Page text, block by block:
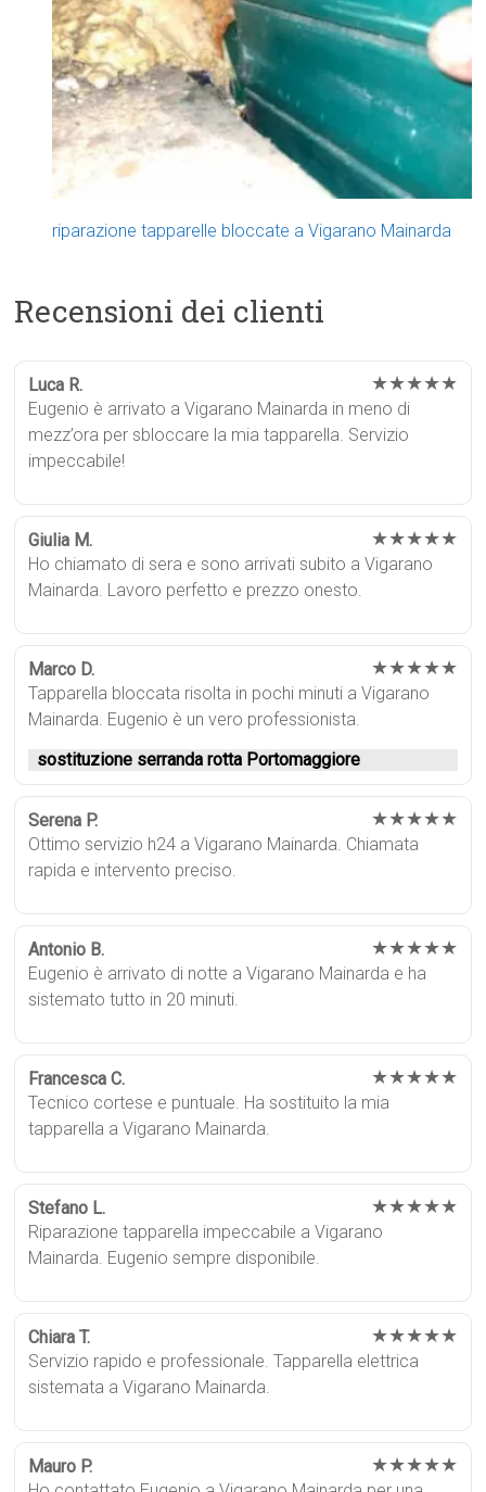
riparazione tapparelle bloccate a Vigarano Mainarda
Recensioni dei clienti
Luca R. ★★★★★
Eugenio è arrivato a Vigarano Mainarda in meno di
mezz’ora per sbloccare la mia tapparella. Servizio
impeccabile!
Giulia M. ★★★★★
Ho chiamato di sera e sono arrivati subito a Vigarano
Mainarda. Lavoro perfetto e prezzo onesto.
Marco D. ★★★★★
Tapparella bloccata risolta in pochi minuti a Vigarano
Mainarda. Eugenio è un vero professionista.
sostituzione serranda rotta Portomaggiore
Serena P. ★★★★★
Ottimo servizio h24 a Vigarano Mainarda. Chiamata
rapida e intervento preciso.
Antonio B. ★★★★★
Eugenio è arrivato di notte a Vigarano Mainarda e ha
sistemato tutto in 20 minuti.
Francesca C. ★★★★★
Tecnico cortese e puntuale. Ha sostituito la mia
tapparella a Vigarano Mainarda.
Stefano L. ★★★★★
Riparazione tapparella impeccabile a Vigarano
Mainarda. Eugenio sempre disponibile.
Chiara T. ★★★★★
Servizio rapido e professionale. Tapparella elettrica
sistemata a Vigarano Mainarda.
Mauro P. ★★★★★